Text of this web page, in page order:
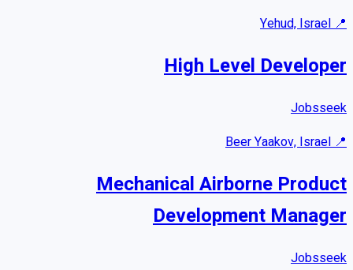
📍
Yehud, Israel
High Level Developer
Jobsseek
📍
Beer Yaakov, Israel
Mechanical Airborne Product
Development Manager
Jobsseek